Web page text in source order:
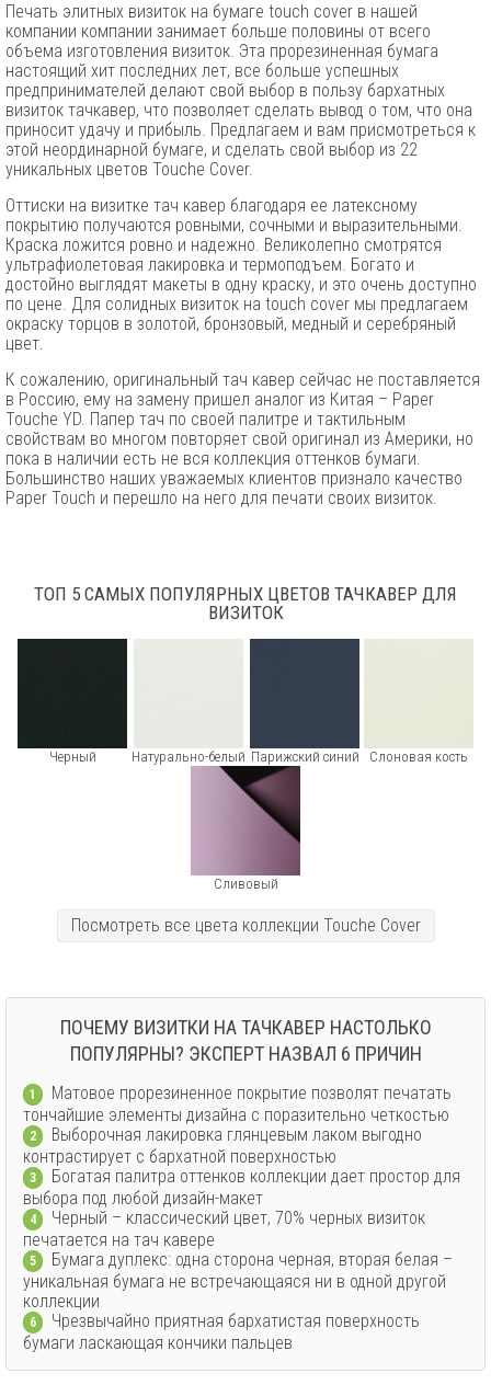
Печать элитных визиток на бумаге touch cover в нашей
компании компании занимает больше половины от всего
объема изготовления визиток. Эта прорезиненная бумага
настоящий хит последних лет, все больше успешных
предпринимателей делают свой выбор в пользу бархатных
визиток тачкавер, что позволяет сделать вывод о том, что она
приносит удачу и прибыль. Предлагаем и вам присмотреться к
этой неординарной бумаге, и сделать свой выбор из 22
уникальных цветов Touche Cover.
Оттиски на визитке тач кавер благодаря ее латексному
покрытию получаются ровными, сочными и выразительными.
Краска ложится ровно и надежно. Великолепно смотрятся
ультрафиолетовая лакировка и термоподъем. Богато и
достойно выглядят макеты в одну краску, и это очень доступно
по цене. Для солидных визиток на touch cover мы предлагаем
окраску торцов в золотой, бронзовый, медный и серебряный
цвет.
К сожалению, оригинальный тач кавер сейчас не поставляется
в Россию, ему на замену пришел аналог из Китая – Paper
Touche YD. Папер тач по своей палитре и тактильным
свойствам во многом повторяет свой оригинал из Америки, но
пока в наличии есть не вся коллекция оттенков бумаги.
Большинство наших уважаемых клиентов признало качество
Paper Touch и перешло на него для печати своих визиток.
ТОП 5 САМЫХ ПОПУЛЯРНЫХ ЦВЕТОВ ТАЧКАВЕР ДЛЯ
ВИЗИТОК
Черный Натурально-белый Парижский синий Слоновая кость
Сливовый
Посмотреть все цвета коллекции Touche Cover
ПОЧЕМУ ВИЗИТКИ НА ТАЧКАВЕР НАСТОЛЬКО
ПОПУЛЯРНЫ? ЭКСПЕРТ НАЗВАЛ 6 ПРИЧИН
1
Матовое прорезиненное покрытие позволят печатать
тончайшие элементы дизайна с поразительно четкостью
2
Выборочная лакировка глянцевым лаком выгодно
контрастирует с бархатной поверхностью
3
Богатая палитра оттенков коллекции дает простор для
выбора под любой дизайн-макет
4
Черный – классический цвет, 70% черных визиток
печатается на тач кавере
5
Бумага дуплекс: одна сторона черная, вторая белая –
уникальная бумага не встречающаяся ни в одной другой
коллекции
6
Чрезвычайно приятная бархатистая поверхность
бумаги ласкающая кончики пальцев